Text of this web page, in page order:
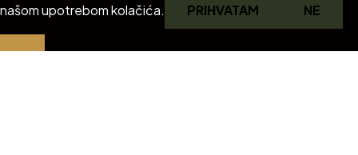
našom upotrebom kolačića.
PRIHVATAM NE